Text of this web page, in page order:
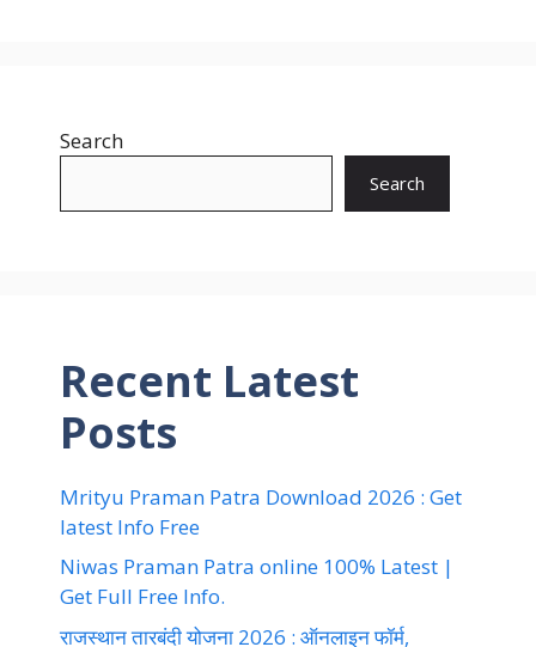
Search
Search
Recent Latest
Posts
Mrityu Praman Patra Download 2026 : Get
latest Info Free
Niwas Praman Patra online 100% Latest |
Get Full Free Info.
राजस्थान तारबंदी योजना 2026 : ऑनलाइन फॉर्म,